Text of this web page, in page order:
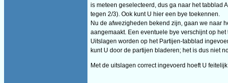
is meteen geselecteerd, dus ga naar het tabblad
tegen 2/3). Ook kunt U hier een bye toekennen.
Nu de afwezigheden bekend zijn, gaan we naar
aangemaakt. Een eventuele bye verschijnt op
Uitslagen worden op het Partijen-tabblad
kunt U door de partijen bladeren; het is dus niet
Met de uitslagen correct ingevoerd hoeft U